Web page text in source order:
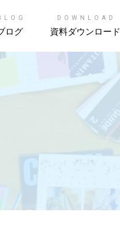
ログ
DOWNLOAD
資料ダウンロード